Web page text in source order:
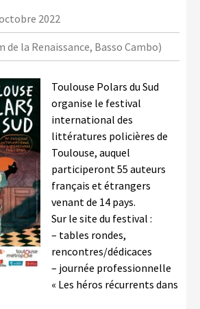
2022
de la Renaissance, Basso Cambo)
Toulouse Polars du Sud
organise le festival
international des
littératures policières de
Toulouse, auquel
participeront 55 auteurs
français et étrangers
venant de 14 pays.
Sur le site du festival :
– tables rondes,
rencontres/dédicaces
– journée professionnelle
« Les héros récurrents dans